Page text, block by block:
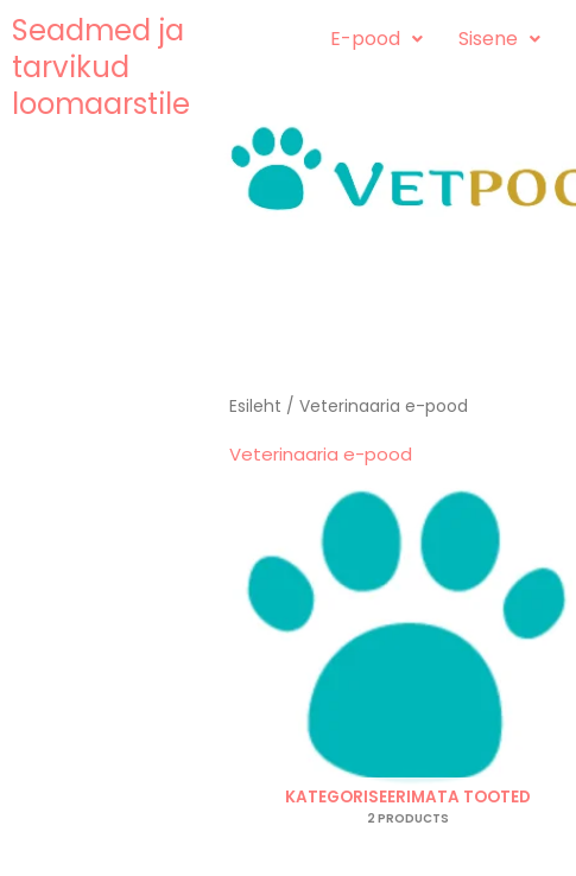
content
Skip
to
content
Seadmed ja
tarvikud
loomaarstile
E-pood Sisene
Esileht / Veterinaaria e-pood
Veterinaaria e-pood
KATEGORISEERIMATA TOOTED
2 PRODUCTS